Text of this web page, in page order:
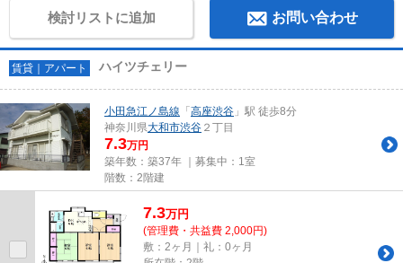
検討リストに追加 お問い合わせ
賃貸｜アパート ハイツチェリー
小田急江ノ島線 「 高座渋谷 」駅 徒歩8分
神奈川県大和市渋谷 ２丁目
7.3万円
築年数：築37年 ｜募集中： 1室
階数：2階建
7.3万円
(管理費・共益費 2,000円)
敷：2ヶ月｜礼：0ヶ月